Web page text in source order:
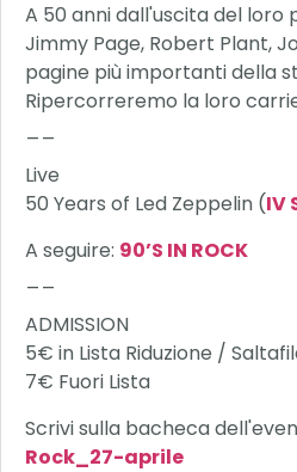
A 50 anni dall'uscita del loro
Jimmy Page, Robert Plant,
pagine più importanti della
Ripercorreremo la loro
Live
50 Years of Led Zeppelin (IV
A seguire: 90’S IN ROCK
ADMISSION
5€ in Lista Riduzione /
7€ Fuori Lista
Scrivi sulla bacheca
Rock_27-aprile